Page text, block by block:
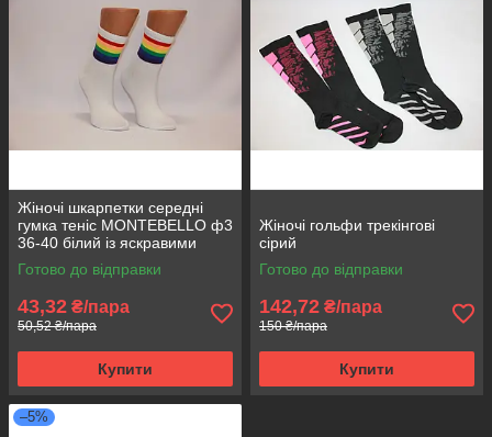
Жіночі шкарпетки середні
гумка теніс MONTEBELLO ф3
36-40 білий із яскравими
смужками
Готово до відправки
43,32 ₴/пара
50,52 ₴/пара
Купити
Жіночі гольфи трекінгові
сірий
Готово до відправки
142,72 ₴/пара
150 ₴/пара
Купити
–5%